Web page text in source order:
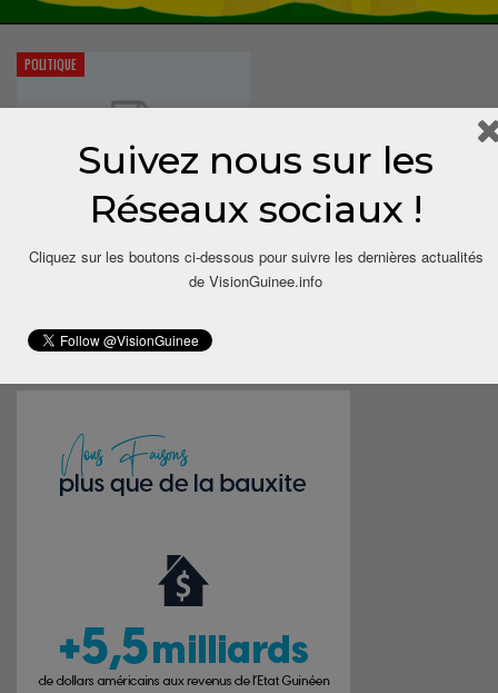
POLITIQUE
février
Jan 28, 2014
où il effectuera une visite…
Suivez nous sur les
Réseaux sociaux !
Cliquez sur les boutons ci-dessous pour suivre les dernières actualités
de VisionGuinee.info